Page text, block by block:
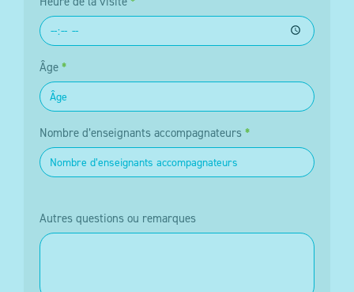
Âge *
Nombre d’enseignants accompagnateurs *
Autres questions ou remarques